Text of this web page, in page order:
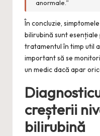
anormale.”
În concluzie,
bilirubină sunt
tratamentul în timp util
important să se
un medic dacă apar
creșterii
bilirubină